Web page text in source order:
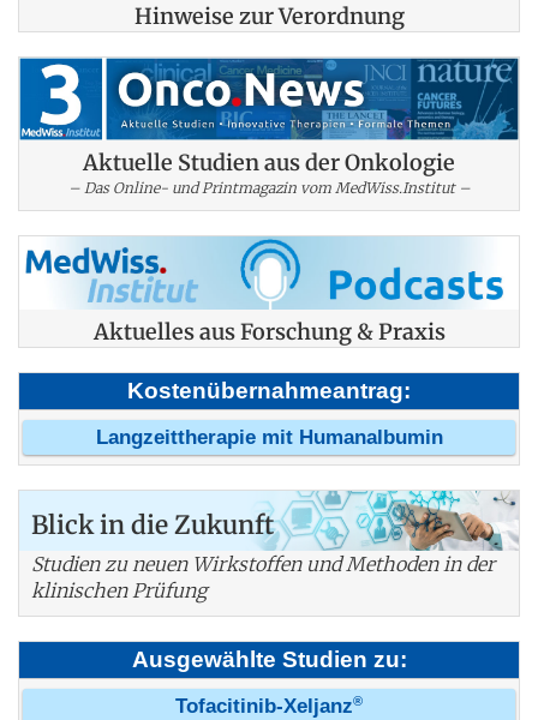
Hinweise zur Verordnung
Aktuelle Studien aus der Onkologie
– Das Online- und Printmagazin vom MedWiss.Institut –
Aktuelles aus Forschung & Praxis
Kostenübernahmeantrag:
Langzeittherapie mit Humanalbumin
Blick in die Zukunft
Studien zu neuen Wirkstoffen und Methoden in der
klinischen Prüfung
Ausgewählte Studien zu:
Tofacitinib-Xeljanz®